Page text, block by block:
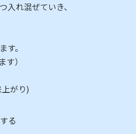
入れ混ぜていき、
。
）
がり)
る